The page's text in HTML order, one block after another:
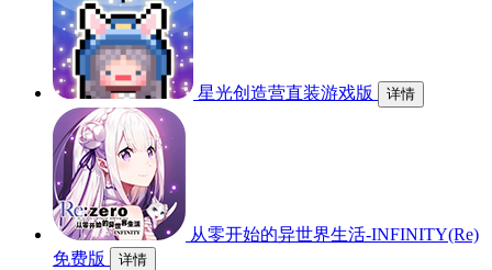
星光创造营直装游戏版 详情
从零开始的异世界生活-INFINITY(Re)
免费版
详情